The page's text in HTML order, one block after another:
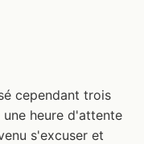
cependant trois
heure d'attente
s'excuser et